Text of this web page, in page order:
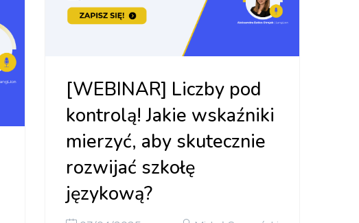
[WEBINAR] Liczby pod
kontrolą! Jakie wskaźniki
mierzyć, aby skutecznie
rozwijać szkołę
językową?